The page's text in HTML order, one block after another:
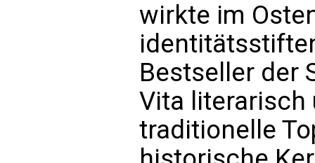
wirkte im
Bestseller der
Vita literarisch
traditionelle